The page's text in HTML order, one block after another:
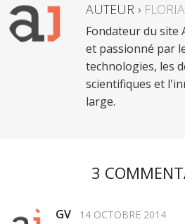
AUTEUR ›
Fondateur du site
et passionné par
technologies, les
scientifiques et
large.
3
GV 14 OCTOBRE 2014